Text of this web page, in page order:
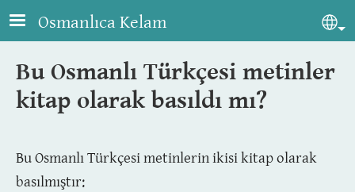
Skip to main content
Osmanlıca Kelam
Bu Osmanlı Türkçesi metinler
kitap olarak basıldı mı?
Bu Osmanlı Türkçesi metinlerin ikisi kitap olarak
basılmıştır: